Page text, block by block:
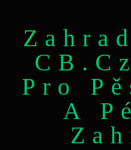
Pro
A